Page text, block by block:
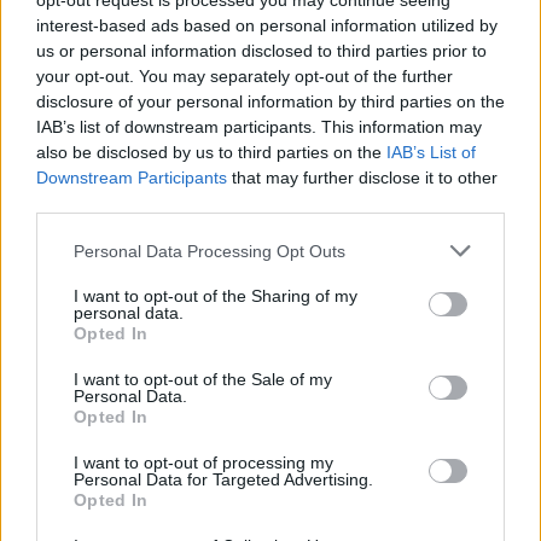
interest-based ads based on personal information utilized by
us or personal information disclosed to third parties prior to
your opt-out. You may separately opt-out of the further
disclosure of your personal information by third parties on the
IAB’s list of downstream participants. This information may
also be disclosed by us to third parties on the IAB’s List of
Downstream Participants that may further disclose it to other
Personal Data Processing Opt Outs
I want to opt-out of the Sharing of my
personal data.
Opted In
I want to opt-out of the Sale of my
Personal Data.
Opted In
I want to opt-out of processing my
Personal Data for Targeted Advertising.
Opted In
ölen, men pengarna som kommer in blir ett
välkommet tillskott för gillet. Här är de 39 bryggerier
som deltar: